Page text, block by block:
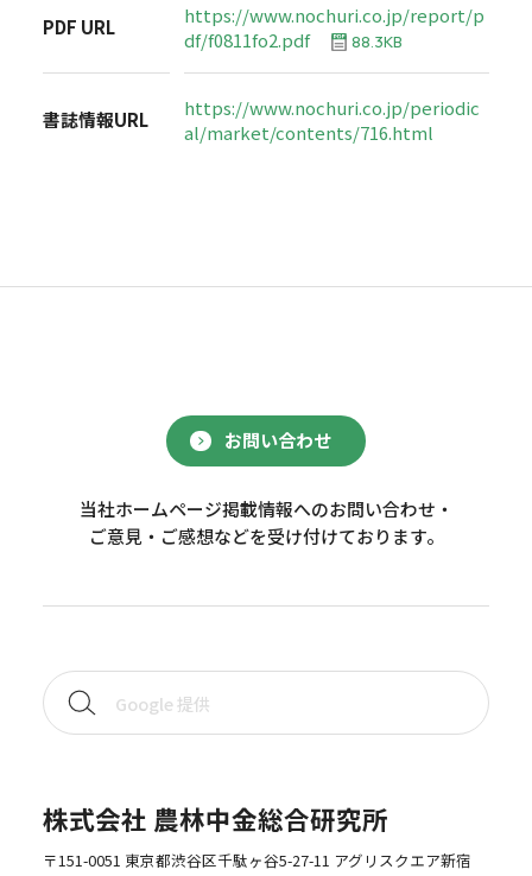
PDF URL
https://www.nochuri.co.jp/report/p
df/f0811fo2.pdf
88.3KB
書誌情報URL
https://www.nochuri.co.jp/periodic
al/market/contents/716.html
お問い合わせ
当社ホームページ掲載情報へのお問い合わせ・
ご意見・ご感想などを受け付けております。
株式会社 農林中金総合研究所
〒151-0051 東京都渋谷区千駄ヶ谷5-27-11 アグリスクエア新宿